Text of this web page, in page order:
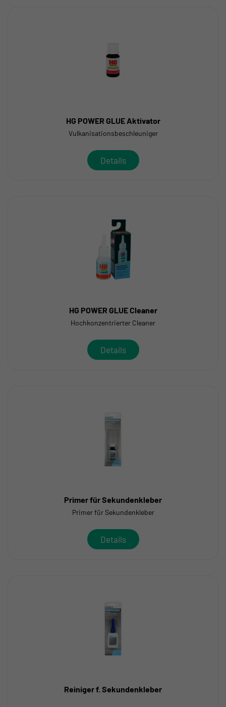
HG POWER GLUE Aktivator
Vulkanisationsbeschleuniger
Details
HG POWER GLUE Cleaner
Hochkonzentrierter Cleaner
Details
Primer für Sekundenkleber
Primer für Sekundenkleber
Details
Reiniger f. Sekundenkleber